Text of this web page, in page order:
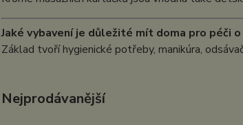
Jaké vybavení je důležité mít doma pro péči o
Základ tvoří hygienické potřeby, manikúra,
Nejprodávanější